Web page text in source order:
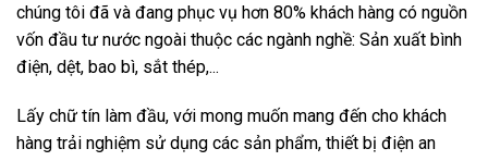
chúng tôi đã và đang phục vụ hơn 80% khách hàng có nguồn
vốn đầu tư nước ngoài thuộc các ngành nghề: Sản xuất bình
điện, dệt, bao bì, sắt thép,...
Lấy chữ tín làm đầu, với mong muốn mang đến cho khách
hàng trải nghiệm sử dụng các sản phẩm, thiết bị điện an